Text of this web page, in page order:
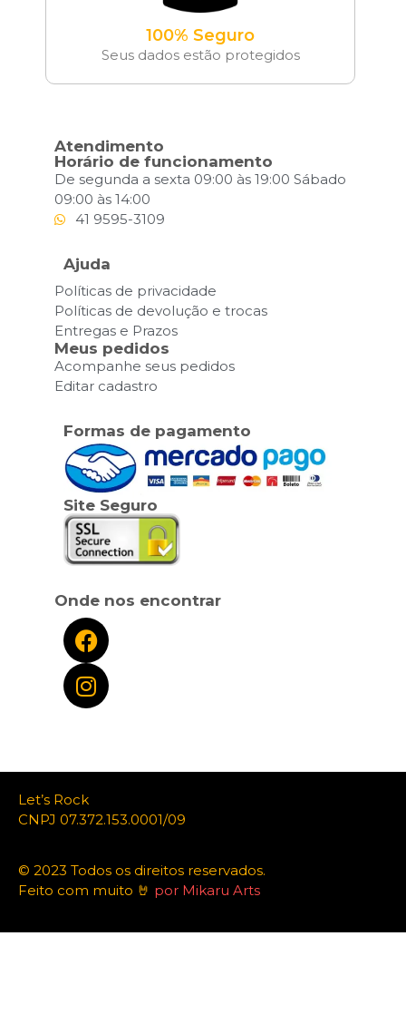
100% Seguro
Seus dados estão protegidos
Atendimento
Horário de funcionamento
De segunda a sexta 09:00 às 19:00 Sábado
09:00 às 14:00
41 9595-3109
Ajuda
Políticas de privacidade
Políticas de devolução e trocas
Entregas e Prazos
Meus pedidos
Acompanhe seus pedidos
Editar cadastro
Formas de pagamento
Site Seguro
Onde nos encontrar
Let’s Rock
CNPJ 07.372.153.0001/09
© 2023 Todos os direitos reservados.
Feito com muito 🤘 por Mikaru Arts